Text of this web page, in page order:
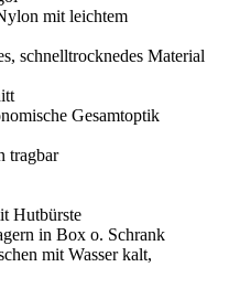
mit leichtem
schnelltrocknedes Material
Gesamtoptik
tragbar
Hutbürste
in Box o. Schrank
mit Wasser kalt,